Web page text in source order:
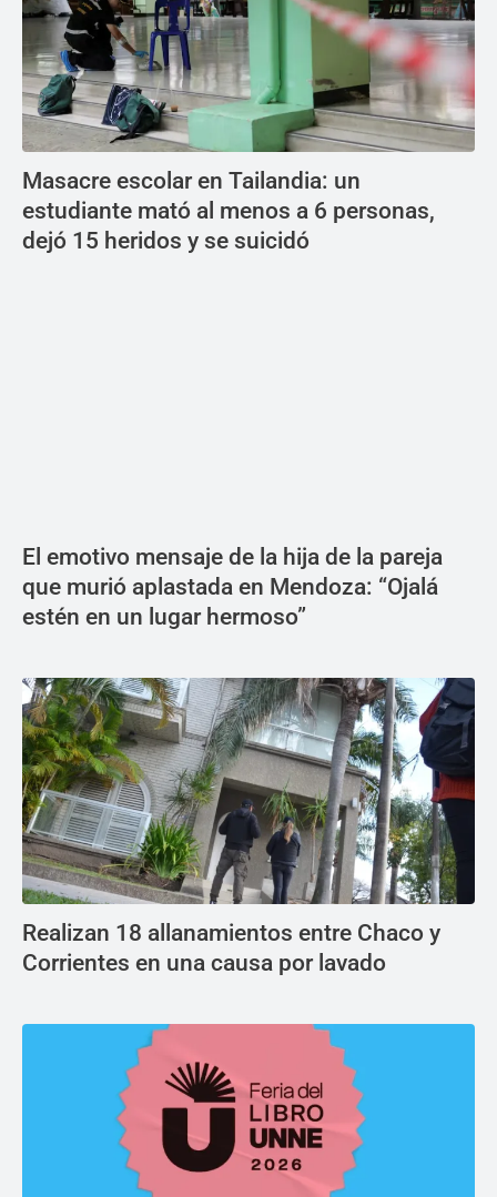
Masacre escolar en Tailandia: un
estudiante mató al menos a 6 personas,
dejó 15 heridos y se suicidó
El emotivo mensaje de la hija de la pareja
que murió aplastada en Mendoza: “Ojalá
estén en un lugar hermoso”
Realizan 18 allanamientos entre Chaco y
Corrientes en una causa por lavado